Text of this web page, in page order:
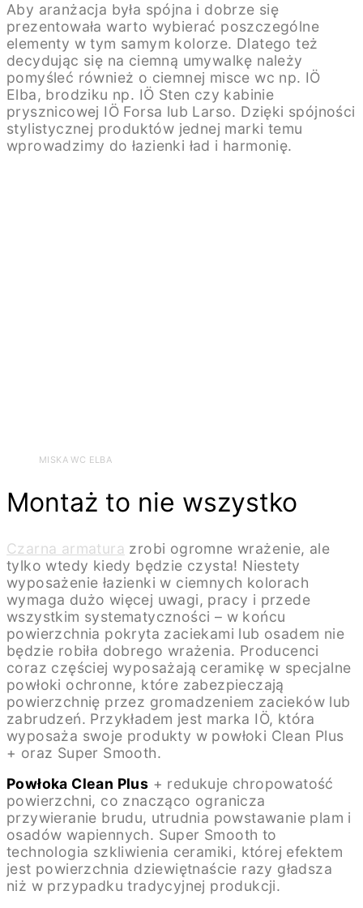
Aby aranżacja była spójna i dobrze się
prezentowała warto wybierać poszczególne
elementy w tym samym kolorze. Dlatego też
decydując się na ciemną umywalkę należy
pomyśleć również o ciemnej misce wc np. IÖ
Elba, brodziku np. IÖ Sten czy kabinie
prysznicowej IÖ Forsa lub Larso. Dzięki spójności
stylistycznej produktów jednej marki temu
wprowadzimy do łazienki ład i harmonię.
MISKA WC ELBA
Montaż to nie wszystko
Czarna armatura zrobi ogromne wrażenie, ale
tylko wtedy kiedy będzie czysta! Niestety
wyposażenie łazienki w ciemnych kolorach
wymaga dużo więcej uwagi, pracy i przede
wszystkim systematyczności – w końcu
powierzchnia pokryta zaciekami lub osadem nie
będzie robiła dobrego wrażenia. Producenci
coraz częściej wyposażają ceramikę w specjalne
powłoki ochronne, które zabezpieczają
powierzchnię przez gromadzeniem zacieków lub
zabrudzeń. Przykładem jest marka IÖ, która
wyposaża swoje produkty w powłoki Clean Plus
+ oraz Super Smooth.
Powłoka Clean Plus + redukuje chropowatość
powierzchni, co znacząco ogranicza
przywieranie brudu, utrudnia powstawanie plam i
osadów wapiennych. Super Smooth to
technologia szkliwienia ceramiki, której efektem
jest powierzchnia dziewiętnaście razy gładsza
niż w przypadku tradycyjnej produkcji.